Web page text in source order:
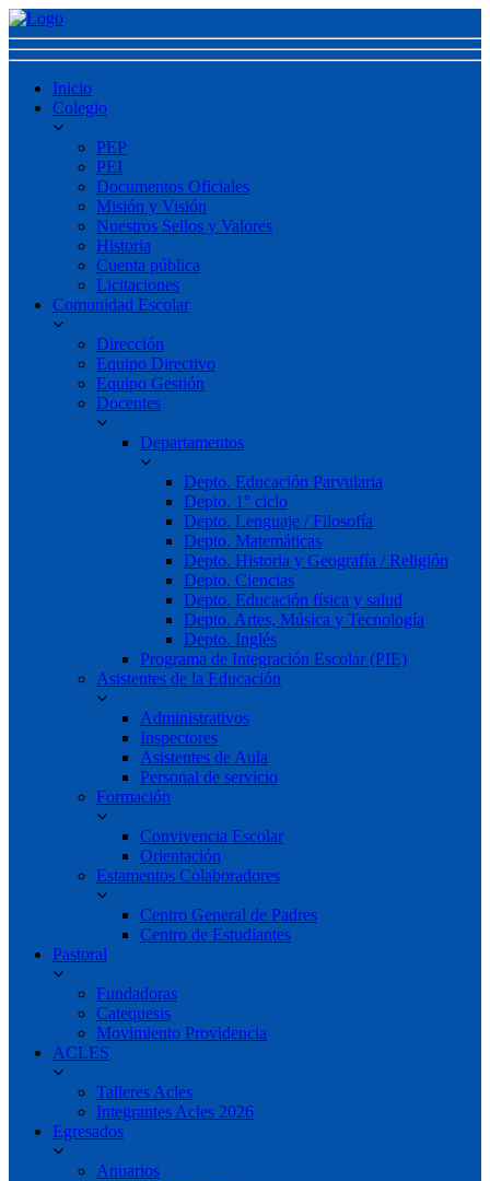
Inicio
Colegio
PEP
PEI
Documentos Oficiales
Misión y Visión
Nuestros Sellos y Valores
Historia
Cuenta pública
Licitaciones
Comunidad Escolar
Dirección
Equipo Directivo
Equipo Gestión
Docentes
Departamentos
Depto. Educación Parvularia
Depto. 1° ciclo
Depto. Lenguaje / Filosofía
Depto. Matemáticas
Depto. Historia y Geografía / Religión
Depto. Ciencias
Depto. Educación física y salud
Depto. Artes, Música y Tecnología
Depto. Inglés
Programa de Integración Escolar (PIE)
Asistentes de la Educación
Administrativos
Inspectores
Asistentes de Aula
Personal de servicio
Formación
Convivencia Escolar
Orientación
Estamentos Colaboradores
Centro General de Padres
Centro de Estudiantes
Pastoral
Fundadoras
Catequesis
Movimiento Providencia
ACLES
Talleres Acles
Integrantes Acles 2026
Egresados
Anuarios